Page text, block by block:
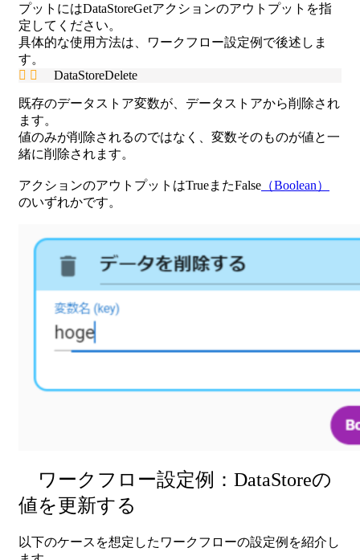
プットにはDataStoreGetアクションのアウトプットを指
定してください。
具体的な使用方法は、ワークフロー設定例で後述しま
す。
DataStoreDelete
既存のデータストア変数が、データストアから削除され
ます。
値のみが削除されるのではなく、変数そのものが値と一
緒に削除されます。
アクションのアウトプットはTrueまたFalse （Boolean）
のいずれかです。
ワークフロー設定例：DataStoreの
値を更新する
以下のケースを想定したワークフローの設定例を紹介し